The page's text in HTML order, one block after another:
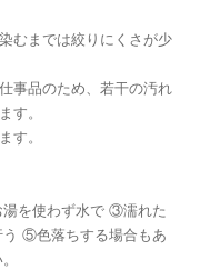
むまでは絞りにくさが少
事品のため、若干の汚れ
す。
す。
を使わず水で ③濡れた
⑤色落ちする場合もあ